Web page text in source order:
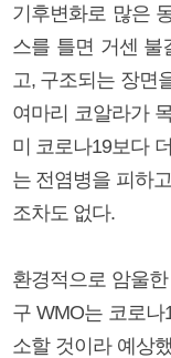
기후변화로 많은
스를 틀면 거센 불
고, 구조되는 장면
여마리 코알라가
미 코로나19보다
는 전염병을 피하
조차도 없다.
환경적으로 암울
구 WMO는 코로
소할 것이라 예상